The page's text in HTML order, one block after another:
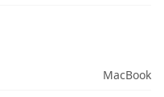
MacBook